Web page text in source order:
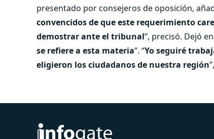
presentado por consejeros de oposición,
convencidos de que este requerimiento
demostrar ante el tribunal”, precisó. Dejó
se refiere a esta materia”. “Yo seguiré
eligieron los ciudadanos de nuestra región